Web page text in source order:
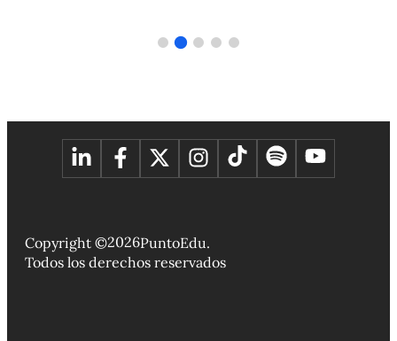
Copyright ©2026PuntoEdu.
Todos los derechos reservados